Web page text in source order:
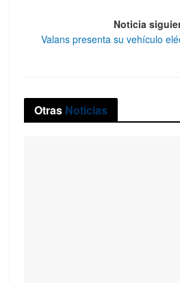
Noticia
Valans presenta su vehículo
Otras Noticias